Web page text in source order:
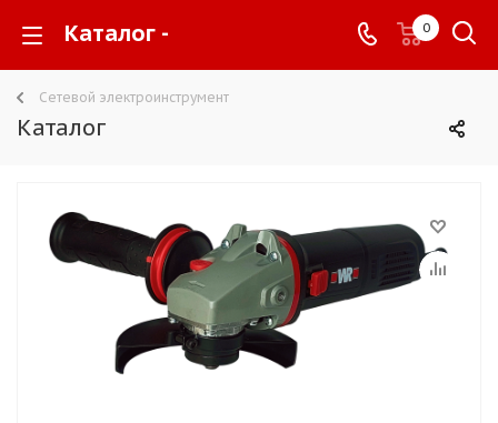
Каталог - 0
Сетевой электроинструмент
Каталог